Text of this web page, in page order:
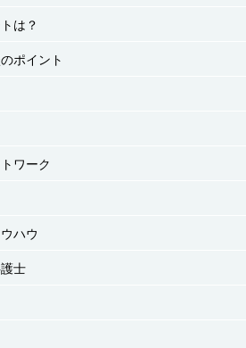
は？
ポイント
ワーク
ハウ
士